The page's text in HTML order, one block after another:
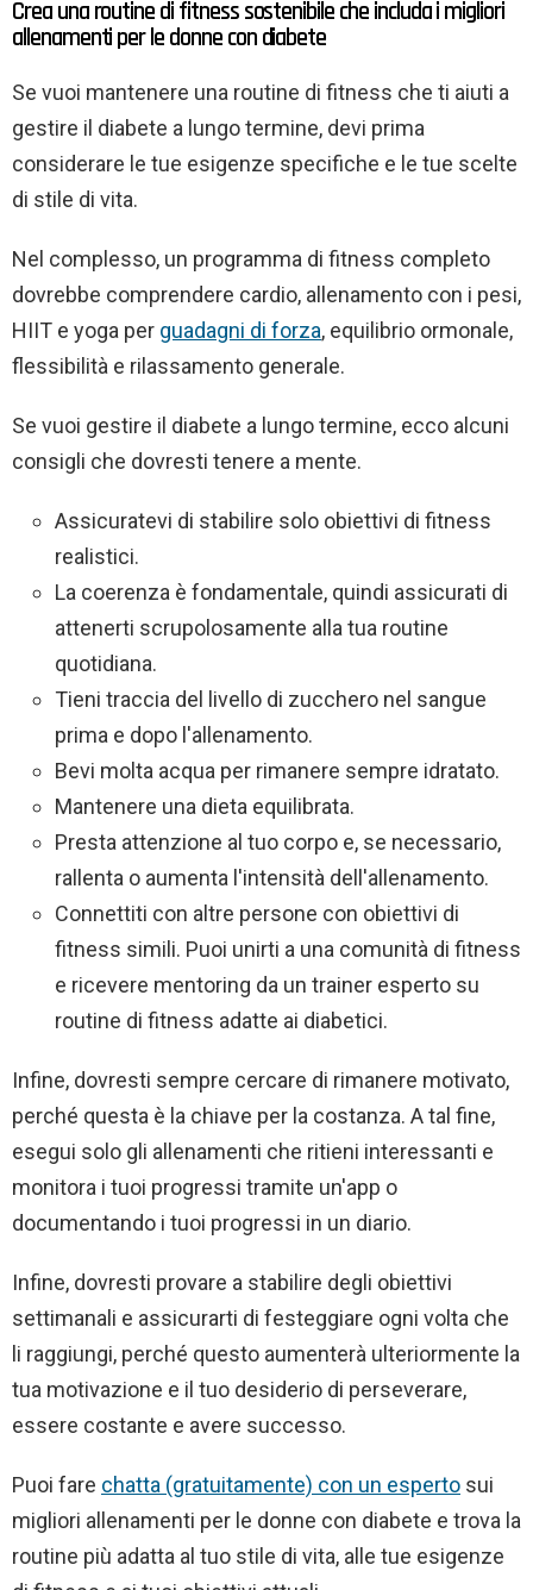
Crea una routine di fitness sostenibile che includa i migliori
allenamenti per le donne con diabete
Se vuoi mantenere una routine di fitness che ti aiuti a
gestire il diabete a lungo termine, devi prima
considerare le tue esigenze specifiche e le tue scelte
di stile di vita.
Nel complesso, un programma di fitness completo
dovrebbe comprendere cardio, allenamento con i pesi,
HIIT e yoga per guadagni di forza, equilibrio ormonale,
flessibilità e rilassamento generale.
Se vuoi gestire il diabete a lungo termine, ecco alcuni
consigli che dovresti tenere a mente.
Assicuratevi di stabilire solo obiettivi di fitness
realistici.
La coerenza è fondamentale, quindi assicurati di
attenerti scrupolosamente alla tua routine
quotidiana.
Tieni traccia del livello di zucchero nel sangue
prima e dopo l'allenamento.
Bevi molta acqua per rimanere sempre idratato.
Mantenere una dieta equilibrata.
Presta attenzione al tuo corpo e, se necessario,
rallenta o aumenta l'intensità dell'allenamento.
Connettiti con altre persone con obiettivi di
fitness simili. Puoi unirti a una comunità di fitness
e ricevere mentoring da un trainer esperto su
routine di fitness adatte ai diabetici.
Infine, dovresti sempre cercare di rimanere motivato,
perché questa è la chiave per la costanza. A tal fine,
esegui solo gli allenamenti che ritieni interessanti e
monitora i tuoi progressi tramite un'app o
documentando i tuoi progressi in un diario.
Infine, dovresti provare a stabilire degli obiettivi
settimanali e assicurarti di festeggiare ogni volta che
li raggiungi, perché questo aumenterà ulteriormente la
tua motivazione e il tuo desiderio di perseverare,
essere costante e avere successo.
Puoi fare chatta (gratuitamente) con un esperto sui
migliori allenamenti per le donne con diabete e trova la
routine più adatta al tuo stile di vita, alle tue esigenze